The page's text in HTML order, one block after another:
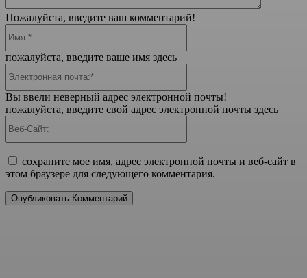
Пожалуйста, введите ваш комментарий!
пожалуйста, введите ваше имя здесь
Вы ввели неверный адрес электронной почты!
пожалуйста, введите свой адрес электронной почты здесь
сохраните мое имя, адрес электронной почты и веб-сайт в
этом браузере для следующего комментария.